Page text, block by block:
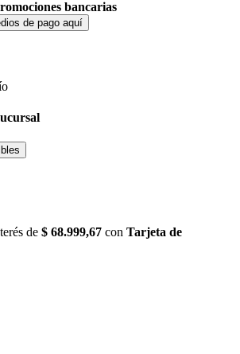
bancarias
de pago aquí
de $ 68.999,67 con Tarjeta de